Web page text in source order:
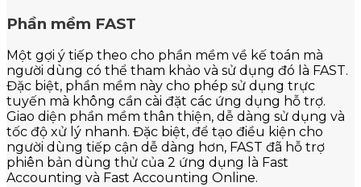
Phần mềm FAST
Một gợi ý tiếp theo cho phần mềm về kế toán mà
người dùng có thể tham khảo và sử dụng đó là FAST.
Đặc biệt, phần mềm này cho phép sử dụng trực
tuyến mà không cần cài đặt các ứng dụng hỗ trợ.
Giao diện phần mềm thân thiện, dễ dàng sử dụng và
tốc độ xử lý nhanh. Đặc biệt, để tạo điều kiện cho
người dùng tiếp cận dễ dàng hơn, FAST đã hỗ trợ
phiên bản dùng thử của 2 ứng dụng là Fast
Accounting và Fast Accounting Online.